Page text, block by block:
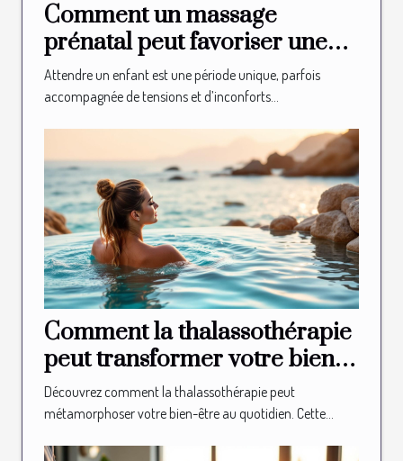
Comment un massage
prénatal peut favoriser une
grossesse sereine ?
Attendre un enfant est une période unique, parfois
accompagnée de tensions et d’inconforts...
Comment la thalassothérapie
peut transformer votre bien-
être quotidien ?
Découvrez comment la thalassothérapie peut
métamorphoser votre bien-être au quotidien. Cette...